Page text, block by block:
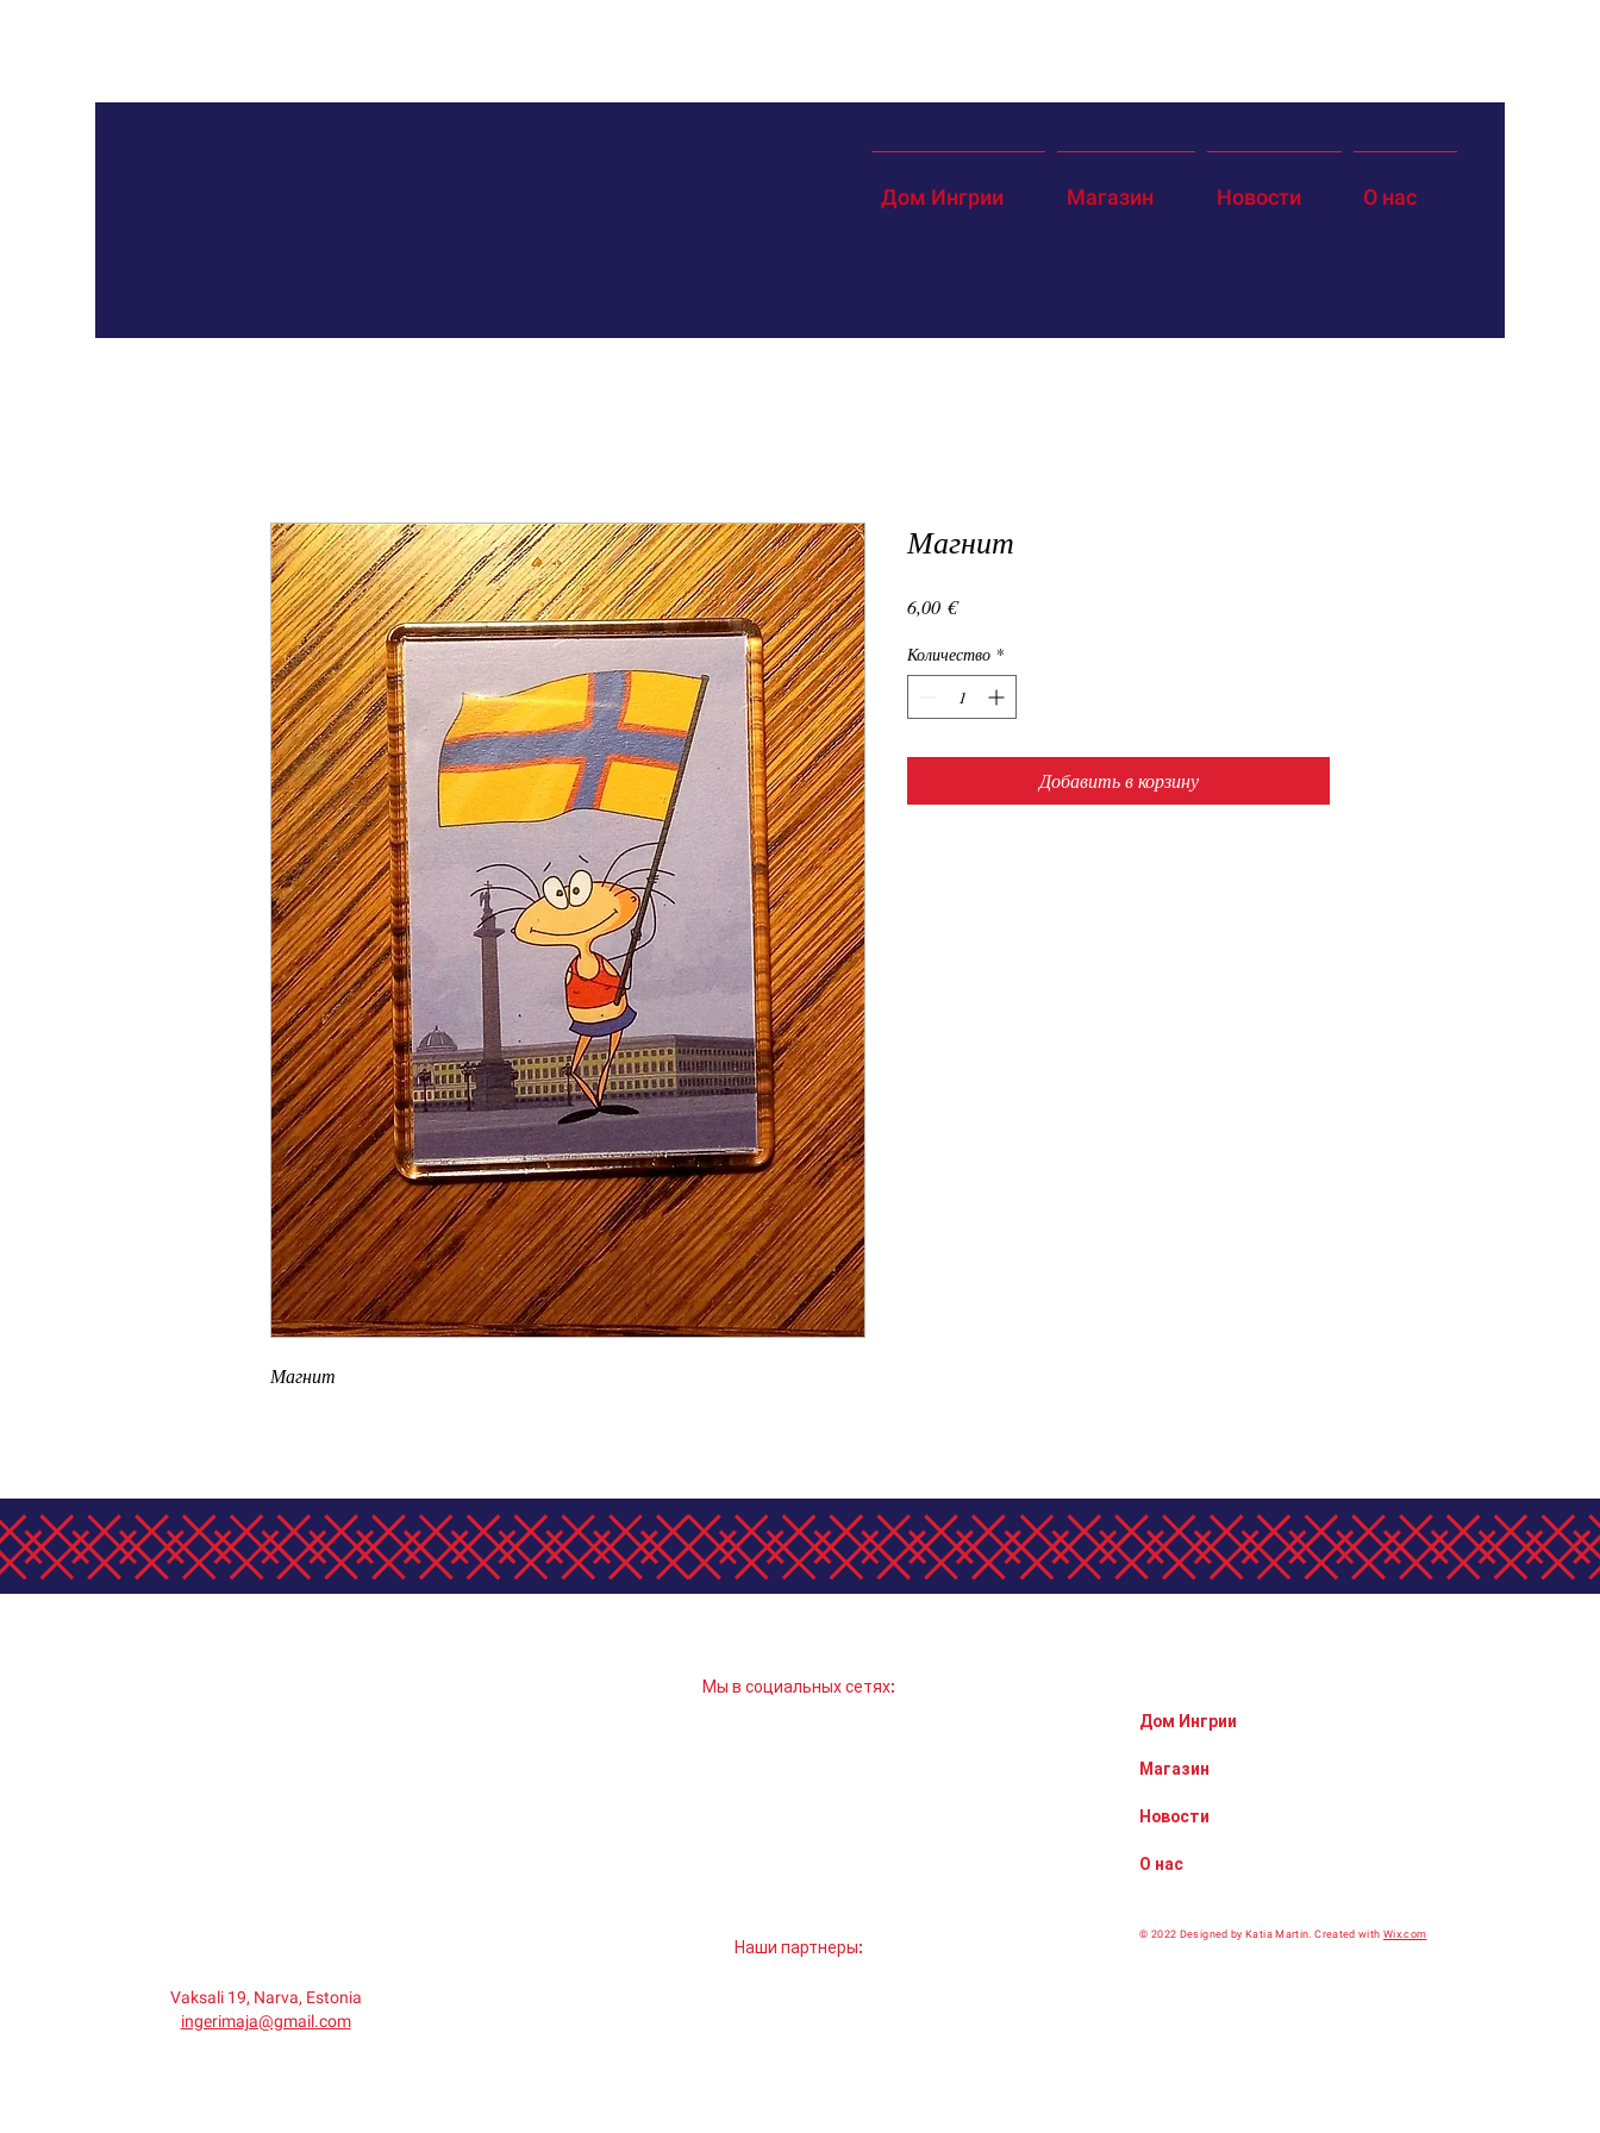
Дом Ингрии Магазин Новости О нас
Магнит
Магнит
6,00 €Цена
Количество *
Добавить в корзину
Vaksali 19, Narva, Estonia
ingerimaja@gmail.com
Мы в социальных сетях:
Наши партнеры:
Дом Ингрии
Магазин
Новости
О нас
© 2022 Designed by Katia Martin.Сreated with Wix.com